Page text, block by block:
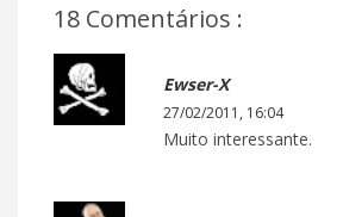
18 Comentários :
Ewser-X
27/02/2011, 16:04
Muito interessante.